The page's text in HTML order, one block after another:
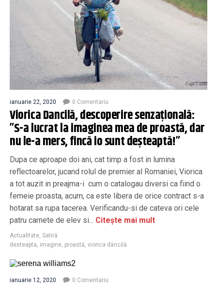
ianuarie 22, 2020 0 Comentariu
Viorica Dancilă, descoperire senzațională:
”S-a lucrat la imaginea mea de proastă, dar
nu le-a mers, fincă io sunt deșteaptă!”
Dupa ce aproape doi ani, cat timp a fost in lumina
reflectoarelor, jucand rolul de premier al Romaniei, Viorica
a tot auzit in preajma-i cum o catalogau diversi ca fiind o
femeie proasta, acum, ca este libera de orice contract s-a
hotarat sa rupa tacerea. Verificandu-si de cateva ori cele
patru carnete de elev si... Citește mai mult
Actualitate, Satiră
desteapta, imagine, proastă, viorica dăncilă
ianuarie 12, 2020 0 Comentariu